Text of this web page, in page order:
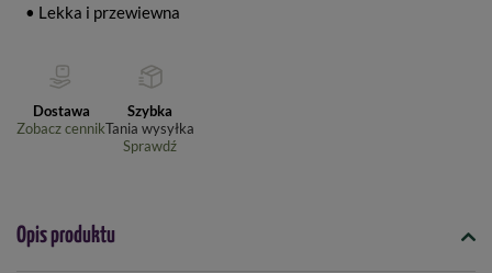
• Lekka i przewiewna
Dostawa
Zobacz cennik
Szybka
Tania wysyłka
Sprawdź
Opis produktu